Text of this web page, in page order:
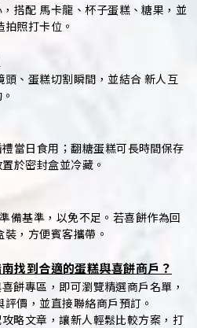
搭配 馬卡龍、杯子蛋糕、糖果，並
照打卡位。
、蛋糕切割瞬間，並結合 新人互
當日食用；翻糖蛋糕可長時間保存
於密封盒並冷藏。
備基準，以免不足。若喜餅作為回
，方便賓客攜帶。
找到合適的蛋糕與喜餅商戶？
餅專區，即可瀏覽精選商戶名單，
價，並直接聯絡商戶預訂。
略文章，讓新人輕鬆比較方案，打